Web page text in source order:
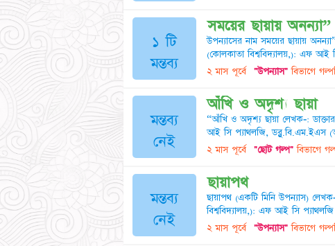
১ টি
মন্তব্য
সময়ের ছায়ায় অনন্যা”
উপন্যাসের নাম সময়ের ছায়ায়
(কোলকাতা বিশ্ববিদ্যালয়,): এফ আই
২ মাস পূর্বে "উপন্যাস"বিভাগে
মন্তব্য
নেই
আঁখি ও অদৃশ্য ছায়া
“আঁখি ও অদৃশ্য ছায়া লেখক-: ডাক্তার
আই সি প্যাথলজি, ডব্লু.বি.এম.ইএস
২ মাস পূর্বে "ছোট গল্প"বিভাগে
মন্তব্য
নেই
ছায়াপথ
ছায়াপথ (একটি মিনি উপন্যাস)
বিশ্ববিদ্যালয়,): এফ আই সি
২ মাস পূর্বে "উপন্যাস"বিভাগে